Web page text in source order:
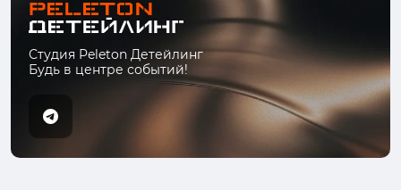
Студия Peleton Детейлинг
Будь в центре событий!